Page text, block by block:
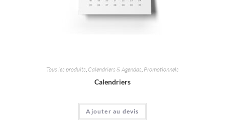
Tous les produits, Calendriers & Agendas, Promotionnels
Calendriers
Ajouter au devis